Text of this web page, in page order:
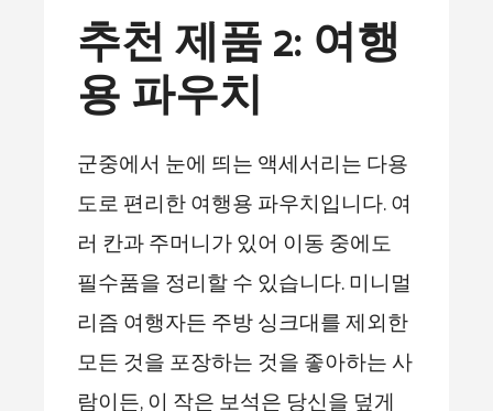
추천 제품 2: 여행
용 파우치
군중에서 눈에 띄는 액세서리는 다용
도로 편리한 여행용 파우치입니다. 여
러 칸과 주머니가 있어 이동 중에도
필수품을 정리할 수 있습니다. 미니멀
리즘 여행자든 주방 싱크대를 제외한
모든 것을 포장하는 것을 좋아하는 사
람이든, 이 작은 보석은 당신을 덮게